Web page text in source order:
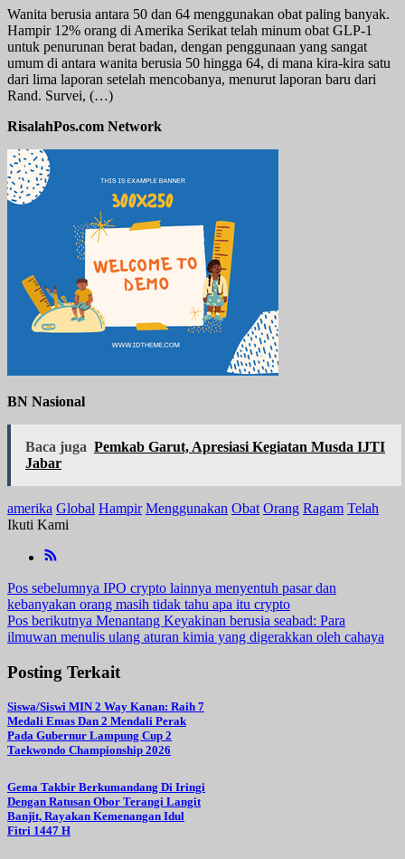
Wanita berusia antara 50 dan 64 menggunakan obat paling banyak.
Hampir 12% orang di Amerika Serikat telah minum obat GLP-1
untuk penurunan berat badan, dengan penggunaan yang sangat
umum di antara wanita berusia 50 hingga 64, di mana kira-kira satu
dari lima laporan setelah mencobanya, menurut laporan baru dari
Rand. Survei, (…)
RisalahPos.com Network
BN Nasional
Baca juga Pemkab Garut, Apresiasi Kegiatan Musda IJTI
Jabar
amerika Global Hampir Menggunakan Obat Orang Ragam Telah
Ikuti Kami
Navigasi
pos
Pos sebelumnya IPO crypto lainnya menyentuh pasar dan
kebanyakan orang masih tidak tahu apa itu crypto
Pos berikutnya Menantang Keyakinan berusia seabad: Para
ilmuwan menulis ulang aturan kimia yang digerakkan oleh cahaya
Posting Terkait
Siswa/Siswi MIN 2 Way Kanan: Raih 7
Medali Emas Dan 2 Mendali Perak
Pada Gubernur Lampung Cup 2
Taekwondo Championship 2026
Gema Takbir Berkumandang Di Iringi
Dengan Ratusan Obor Terangi Langit
Banjit, Rayakan Kemenangan Idul
Fitri 1447 H